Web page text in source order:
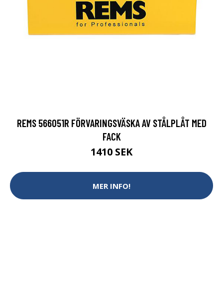
REMS 566051R FÖRVARINGSVÄSKA AV STÅLPLÅT MED
FACK
1410 SEK
MER INFO!